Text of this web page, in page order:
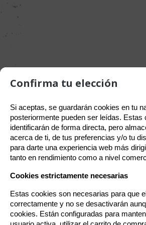
4580416945325
Política de gestión de
del sitio. Además, se utilizan otras de
cómo se usan nuestros servicios para
de usuario, divulgar ofertas comerciales
realizar análisis de sus hábitos de
para aceptarlas o “Configurar” para
en cualquier momento desde nuestra
Confirma tu elección
Si aceptas, se guardarán cookies en tu
posteriormente pueden ser leídas. Estas
identificarán de forma directa, pero
acerca de ti, de tus preferencias y/o tu
para darte una experiencia web más
tanto en rendimiento como a nivel
Cookies estrictamente necesarias
Estas cookies son necesarias para que
correctamente y no se desactivarán
cookies. Están configuradas para